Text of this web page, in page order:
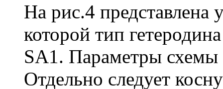
На рис.4 представлена
которой тип
SA1. Параметры схемы
Отдельно следует